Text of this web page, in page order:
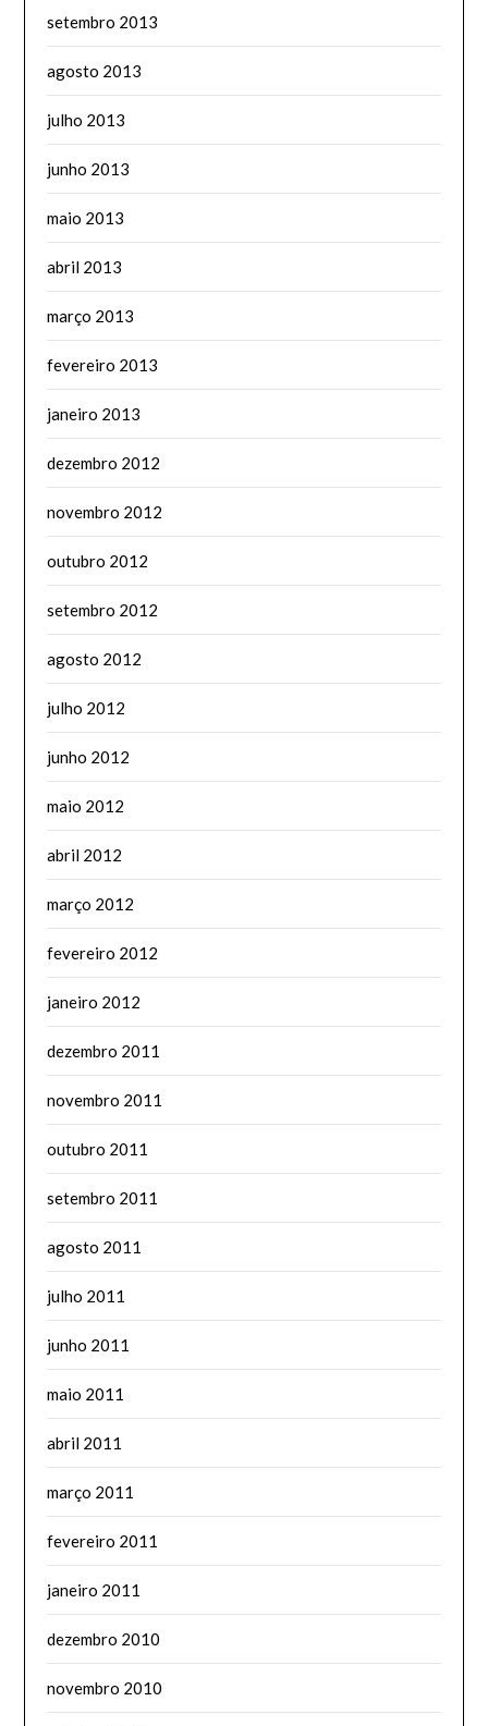
setembro 2013
agosto 2013
julho 2013
junho 2013
maio 2013
abril 2013
março 2013
fevereiro 2013
janeiro 2013
dezembro 2012
novembro 2012
outubro 2012
setembro 2012
agosto 2012
julho 2012
junho 2012
maio 2012
abril 2012
março 2012
fevereiro 2012
janeiro 2012
dezembro 2011
novembro 2011
outubro 2011
setembro 2011
agosto 2011
julho 2011
junho 2011
maio 2011
abril 2011
março 2011
fevereiro 2011
janeiro 2011
dezembro 2010
novembro 2010